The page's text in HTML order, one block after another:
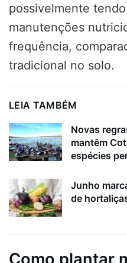
possivelmente
manutenções
frequência,
tradicional no solo.
LEIA TAMBÉM
Novas
mantêm
espécies
Junho
de
Como plantar